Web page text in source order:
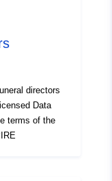
directors
Data
terms of the